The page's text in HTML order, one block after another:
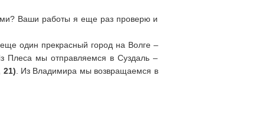
Ваши работы я еще раз проверю и
один прекрасный город на Волге –
Плеса мы отправляемся в Суздаль –
21) . Из Владимира мы возвращаемся в